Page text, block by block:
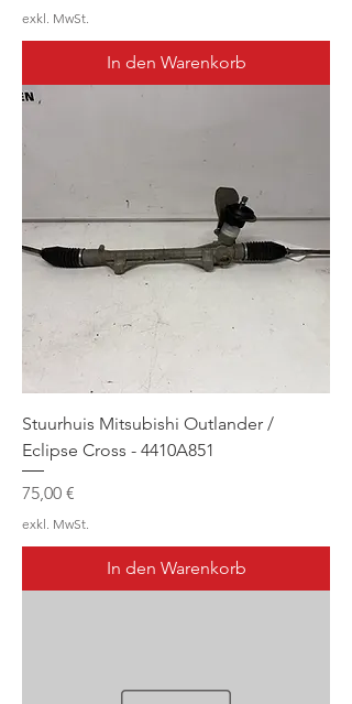
exkl. MwSt.
In den Warenkorb
Stuurhuis Mitsubishi Outlander /
Eclipse Cross - 4410A851
Preis
75,00 €
exkl. MwSt.
In den Warenkorb